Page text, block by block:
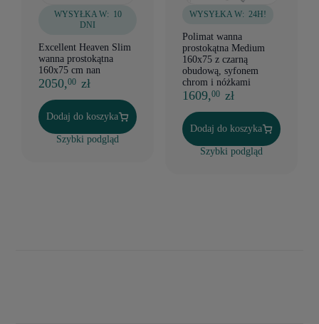
WYSYŁKA W: 10
DNI
Excellent Heaven Slim
wanna prostokątna
160x75 cm nan
2050,00 zł
Dodaj do koszyka
Szybki podgląd
WYSYŁKA W: 24H!
Polimat wanna
prostokątna Medium
160x75 z czarną
obudową, syfonem
chrom i nóżkami
1609,00 zł
Dodaj do koszyka
Szybki podgląd